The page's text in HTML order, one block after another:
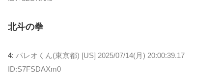
北斗の拳
4: パレオくん(東京都) [US] 2025/07/14(月) 20:00:39.17
ID:S7FSDAXm0